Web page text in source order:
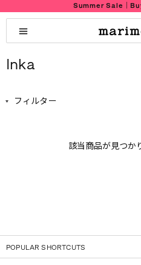
Summer Sale｜
Inka
フィルター
該当商品が見つか
POPULAR SHORTCUTS